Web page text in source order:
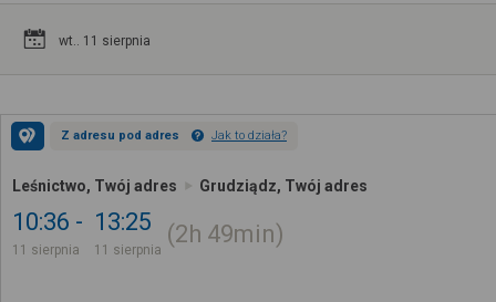
wt.. 11 sierpnia
Z adresu pod adres Jak to działa?
Leśnictwo, Twój adres Grudziądz, Twój adres
10:36
11 sierpnia
13:25
11 sierpnia
2h 49min